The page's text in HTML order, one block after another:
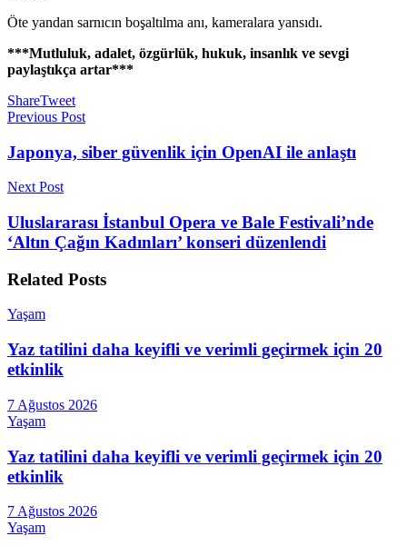
Öte yandan sarnıcın boşaltılma anı, kameralara yansıdı.
***Mutluluk, adalet, özgürlük, hukuk, insanlık ve sevgi
paylaştıkça artar***
ShareTweet
Previous Post
Japonya, siber güvenlik için OpenAI ile anlaştı
Next Post
Uluslararası İstanbul Opera ve Bale Festivali’nde
‘Altın Çağın Kadınları’ konseri düzenlendi
Related Posts
Yaşam
Yaz tatilini daha keyifli ve verimli geçirmek için 20
etkinlik
7 Ağustos 2026
Yaşam
Yaz tatilini daha keyifli ve verimli geçirmek için 20
etkinlik
7 Ağustos 2026
Yaşam